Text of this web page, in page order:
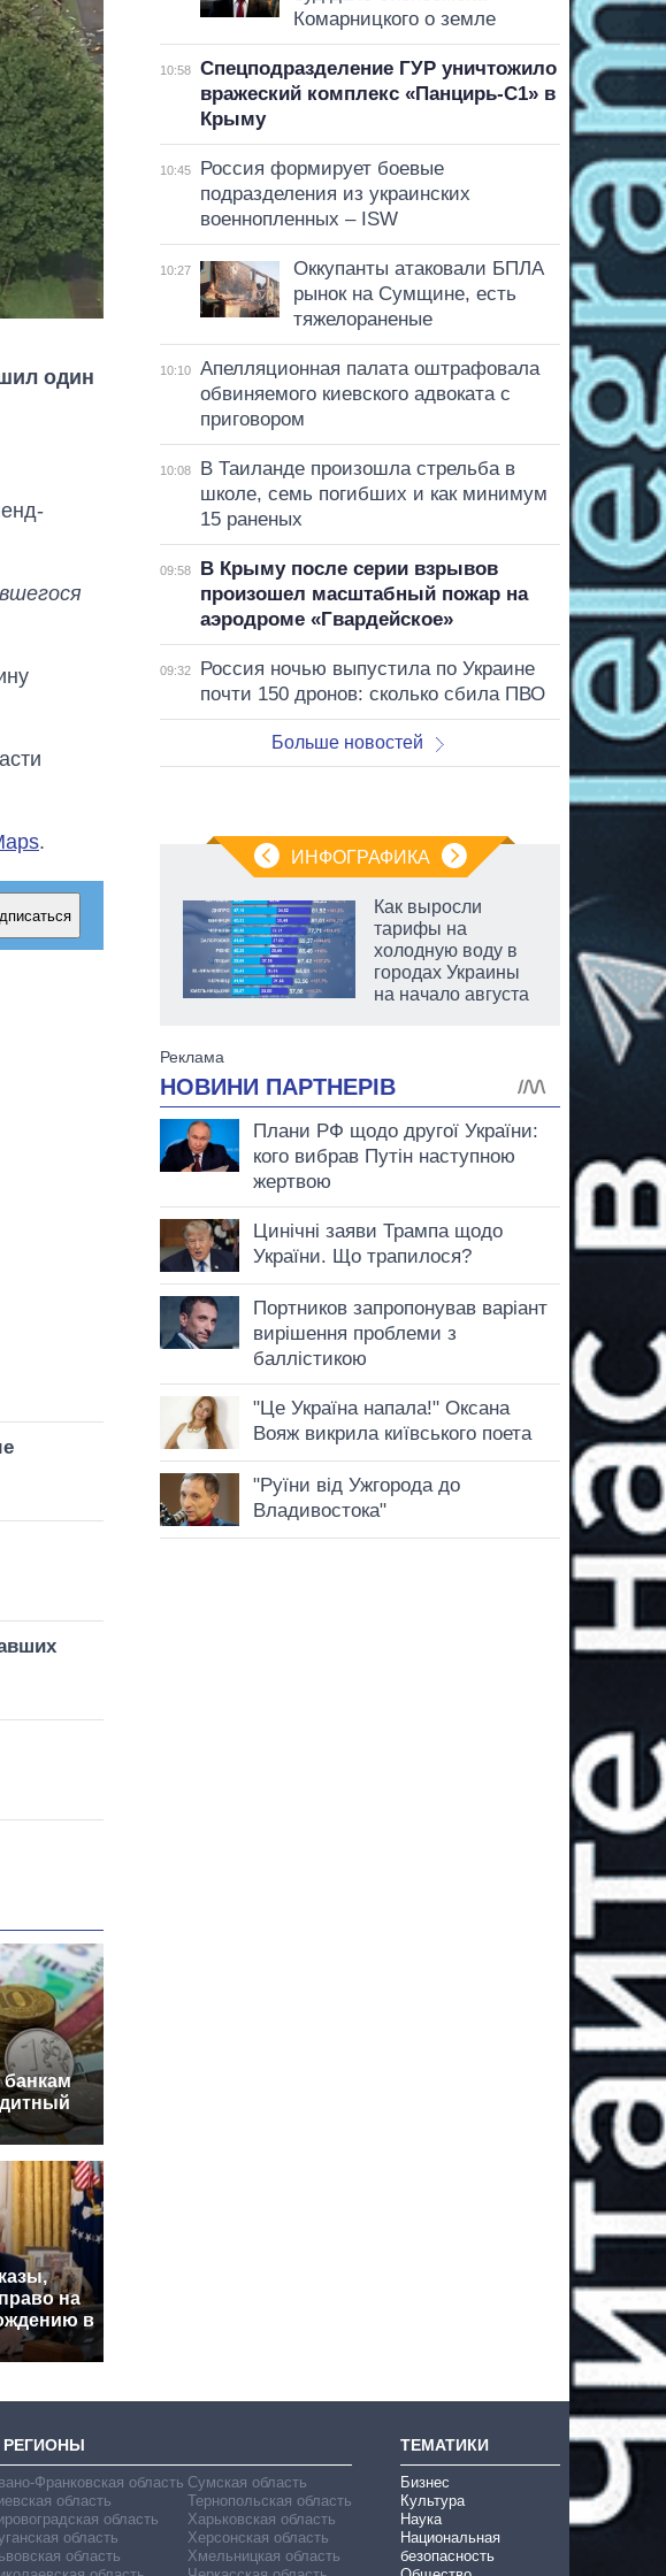
один
.
на
в
Комарницкого о земле
10:58
Спецподразделение ГУР уничтожило
вражеский комплекс «Панцирь-С1» в
Крыму
10:45
Россия формирует боевые
подразделения из украинских
военнопленных – ISW
10:27
Оккупанты атаковали БПЛА
рынок на Сумщине, есть
тяжелораненые
10:10
Апелляционная палата оштрафовала
обвиняемого киевского адвоката с
приговором
10:08
В Таиланде произошла стрельба в
школе, семь погибших и как минимум
15 раненых
09:58
В Крыму после серии взрывов
произошел масштабный пожар на
аэродроме «Гвардейское»
09:32
Россия ночью выпустила по Украине
почти 150 дронов: сколько сбила ПВО
Больше новостей
ИНФОГРАФИКА
по Украине
Как выросли
тарифы на
холодную воду в
городах Украины
на начало августа
РЕГИОНЫ
Франковская область
область
область
область
область
Сумская область
Тернопольская область
Харьковская область
Херсонская область
Хмельницкая область
ТЕМАТИКИ
Бизнес
Культура
Наука
Национальная
безопасность